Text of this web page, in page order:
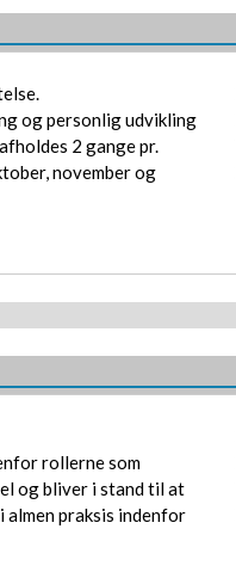
og personlig udvikling
2 gange pr.
november og
rollerne som
og bliver i stand til at
praksis indenfor